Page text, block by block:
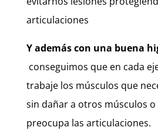
articulaciones
Y además con una buena
conseguimos que en cada
trabaje los músculos que
sin dañar a otros músculos
preocupa las articulaciones.